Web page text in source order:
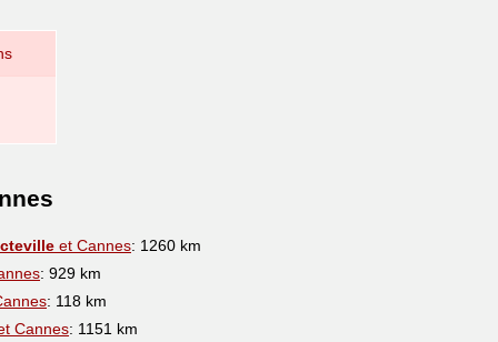
et Cannes: 1260 km
: 929 km
: 118 km
Cannes: 1151 km